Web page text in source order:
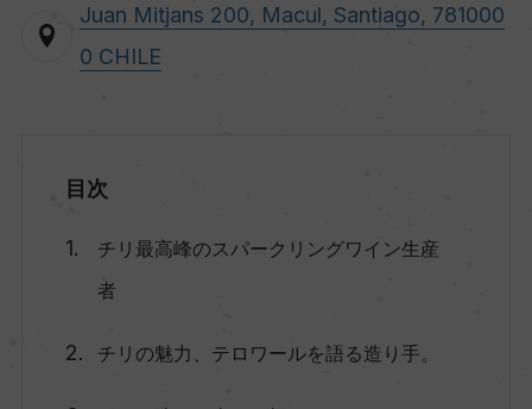
Juan Mitjans 200, Macul, Santiago, 781000
0 CHILE
目次
チリ最高峰のスパークリングワイン生産
者
チリの魅力、テロワールを語る造り手。